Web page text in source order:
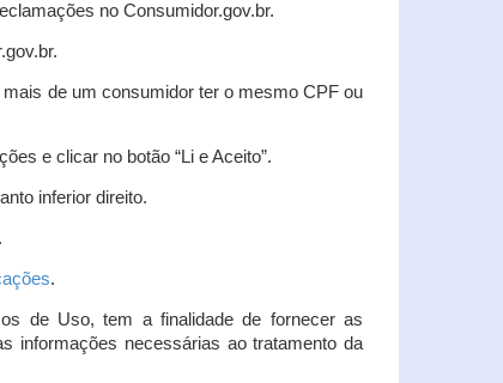
no Consumidor.gov.br.
de um consumidor ter o mesmo CPF ou
e clicar no botão “Li e Aceito”.
inferior direito.
.
de Uso, tem a finalidade de fornecer as
informações necessárias ao tratamento da